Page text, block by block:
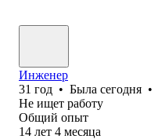
Инженер
31 год • Была сегодня •
Не ищет работу
Общий опыт
14 лет 4 месяца